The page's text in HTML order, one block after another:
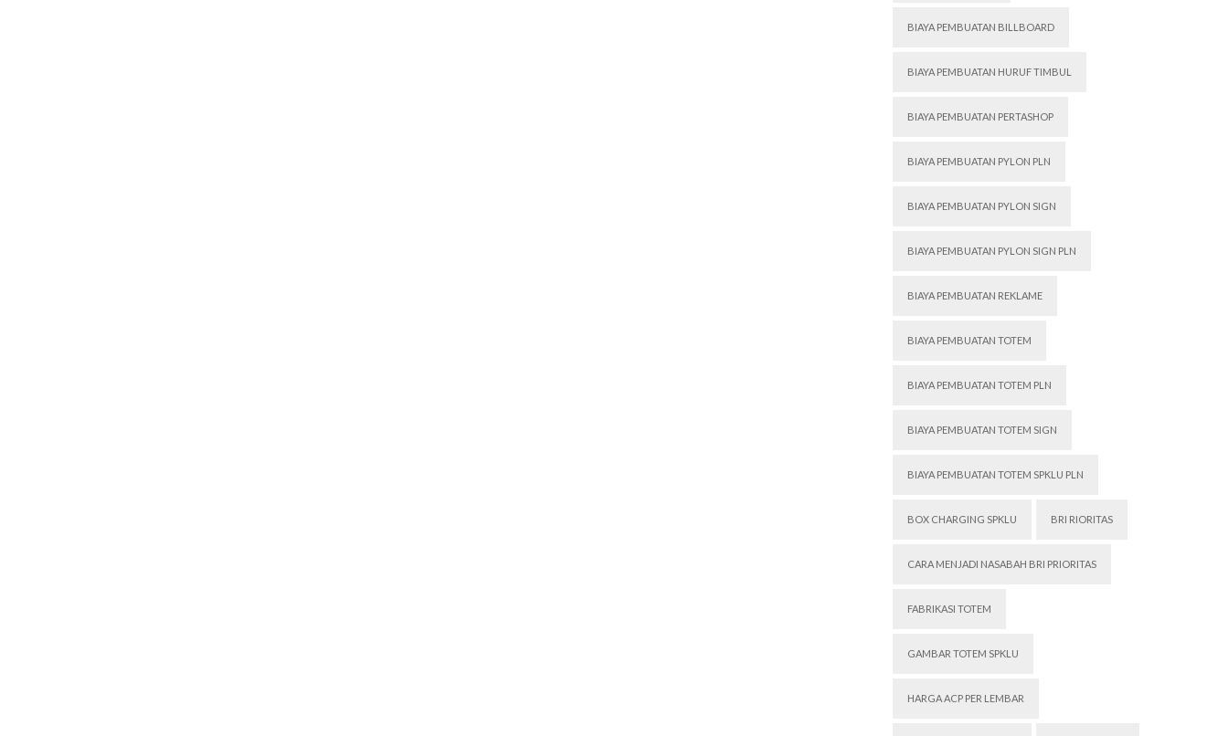
BIAYA PEMBUATAN BILLBOARD
BIAYA PEMBUATAN HURUF TIMBUL
BIAYA PEMBUATAN PERTASHOP
BIAYA PEMBUATAN PYLON PLN
BIAYA PEMBUATAN PYLON SIGN
BIAYA PEMBUATAN PYLON SIGN PLN
BIAYA PEMBUATAN REKLAME
BIAYA PEMBUATAN TOTEM
BIAYA PEMBUATAN TOTEM PLN
BIAYA PEMBUATAN TOTEM SIGN
BIAYA PEMBUATAN TOTEM SPKLU PLN
BOX CHARGING SPKLU BRI RIORITAS
CARA MENJADI NASABAH BRI PRIORITAS
FABRIKASI TOTEM
GAMBAR TOTEM SPKLU
HARGA ACP PER LEMBAR